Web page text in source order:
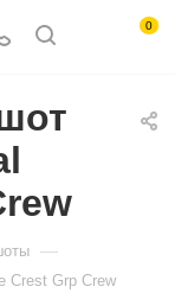
0
—
Crest Grp Crew